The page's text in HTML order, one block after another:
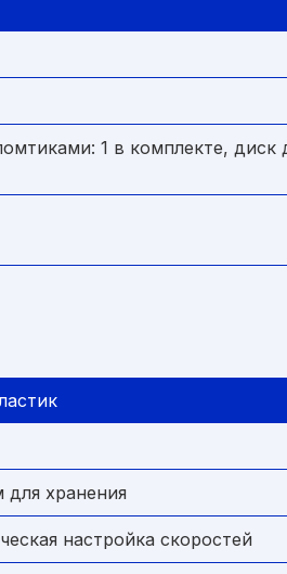
1 в комплекте, диск
для хранения
настройка скоростей